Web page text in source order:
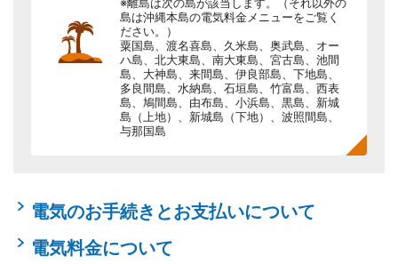
島は沖縄本島の電気料金メニューをご覧く
ださい。）
粟国島、渡名喜島、久米島、奥武島、オー
ハ島、北大東島、南大東島、宮古島、池間
島、大神島、来間島、伊良部島、下地島、
多良間島、水納島、石垣島、竹富島、西表
島、鳩間島、由布島、小浜島、黒島、新城
島（上地）、新城島（下地）、波照間島、
与那国島
電気のお手続きとお支払いについて
電気料金について